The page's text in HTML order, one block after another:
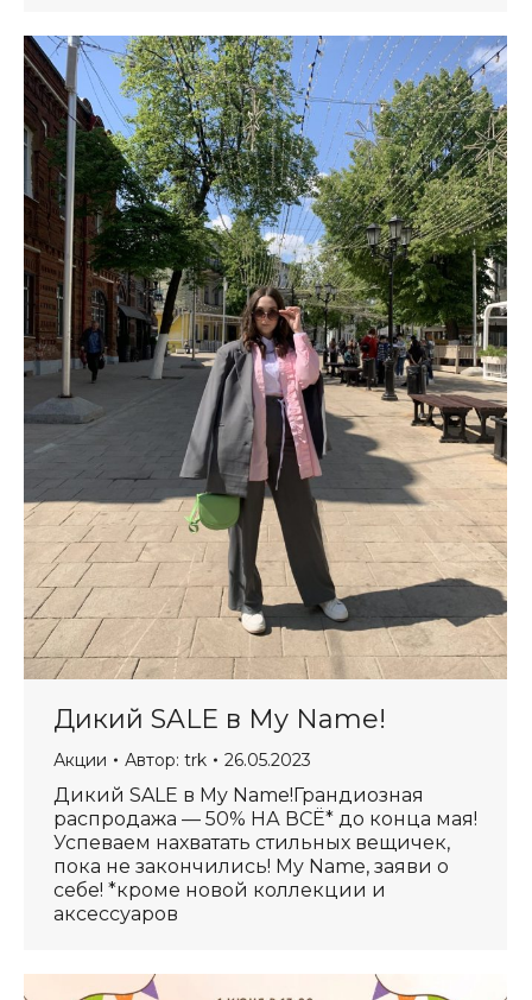
Дикий SALE в My Name!
Акции Автор: trk 26.05.2023
Дикий SALE в My Name!Грандиозная
распродажа — 50% НА ВСЁ* до конца мая!
Успеваем нахватать стильных вещичек,
пока не закончились! My Name, заяви о
себе! *кроме новой коллекции и
аксессуаров